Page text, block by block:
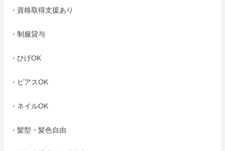
・資格取得支援あり
・制服貸与
・ひげOK
・ピアスOK
・ネイルOK
・髪型・髪色自由